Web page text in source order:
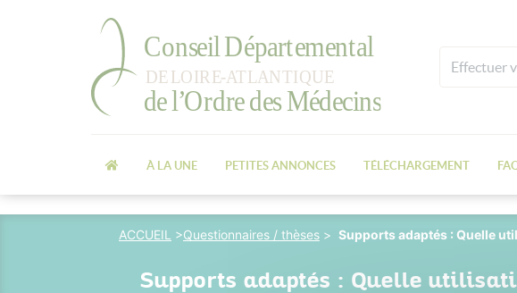
À LA UNE PETITES ANNONCES TÉLÉCHARGEMENT
ACCUEIL >Questionnaires / thèses > Supports adaptés : Quelle
Supports adaptés : Quelle